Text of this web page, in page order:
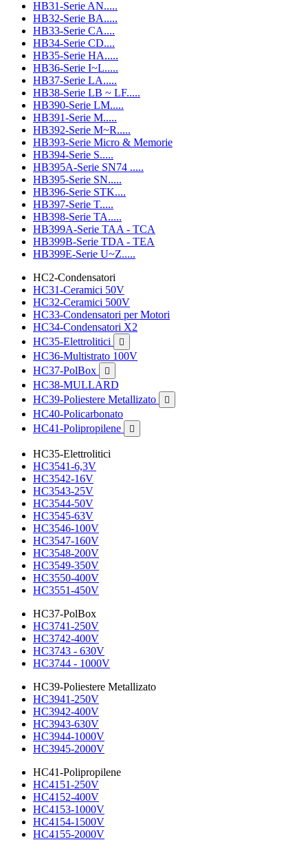
HB31-Serie AN.....
HB32-Serie BA.....
HB33-Serie CA....
HB34-Serie CD....
HB35-Serie HA.....
HB36-Serie I~L.....
HB37-Serie LA.....
HB38-Serie LB ~ LF.....
HB390-Serie LM.....
HB391-Serie M.....
HB392-Serie M~R.....
HB393-Serie Micro & Memorie
HB394-Serie S.....
HB395A-Serie SN74 .....
HB395-Serie SN.....
HB396-Serie STK....
HB397-Serie T.....
HB398-Serie TA.....
HB399A-Serie TAA - TCA
HB399B-Serie TDA - TEA
HB399E-Serie U~Z.....
HC2-Condensatori
HC31-Ceramici 50V
HC32-Ceramici 500V
HC33-Condensatori per Motori
HC34-Condensatori X2
HC35-Elettrolitici

HC36-Multistrato 100V
HC37-PolBox

HC38-MULLARD
HC39-Poliestere Metallizato

HC40-Policarbonato
HC41-Polipropilene

HC35-Elettrolitici
HC3541-6,3V
HC3542-16V
HC3543-25V
HC3544-50V
HC3545-63V
HC3546-100V
HC3547-160V
HC3548-200V
HC3549-350V
HC3550-400V
HC3551-450V
HC37-PolBox
HC3741-250V
HC3742-400V
HC3743 - 630V
HC3744 - 1000V
HC39-Poliestere Metallizato
HC3941-250V
HC3942-400V
HC3943-630V
HC3944-1000V
HC3945-2000V
HC41-Polipropilene
HC4151-250V
HC4152-400V
HC4153-1000V
HC4154-1500V
HC4155-2000V